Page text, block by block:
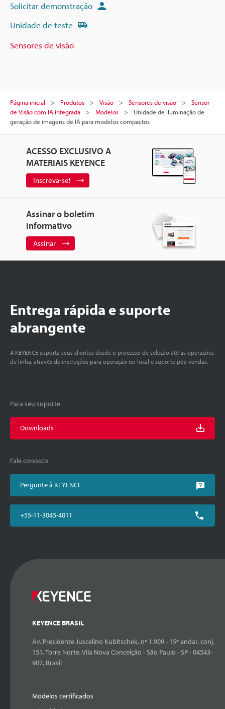
Solicitar demonstração
Unidade de teste
Sensores de visão
Página inicial Produtos Visão Sensores de visão
Sensor
de Visão com IA integrada
Modelos
Unidade de iluminação de
geração de imagens de IA para modelos compactos
ACESSO EXCLUSIVO A
MATERIAIS KEYENCE
Inscreva-se!
Assinar o boletim
informativo
Assinar
Entrega rápida e suporte
abrangente
A KEYENCE suporta seus clientes desde o processo de seleção até as operações
de linha, através de instruções para operação no local e suporte pós-vendas.
Para seu suporte
Downloads
Fale conosco
Pergunte à KEYENCE
+55-11-3045-4011
KEYENCE BRASIL
Av. Presidente Juscelino Kubitschek, nº 1.909 - 15º andar, conj.
151, Torre Norte, Vila Nova Conceição - São Paulo - SP - 04543-
907, Brasil
Modelos certificados